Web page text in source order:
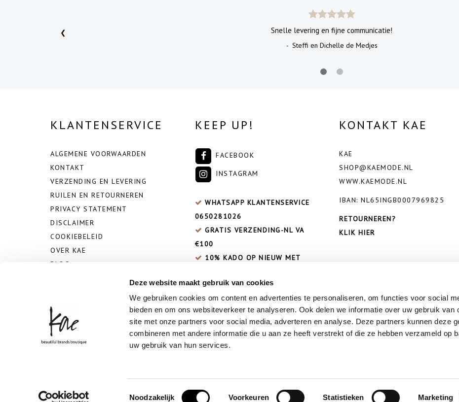
Deze website maakt gebruik van cookies
We gebruiken cookies om content en advertenties te personaliseren, om functies voor social
bieden en om ons websiteverkeer te analyseren. Ook delen we informatie over uw gebruik van
site met onze partners voor social media, adverteren en analyse. Deze partners kunnen deze
combineren met andere informatie die u aan ze heeft verstrekt of die ze hebben verzameld op
uw gebruik van hun services.
Toestemmingsselectie
Noodzakelijk Voorkeuren Statistieken Marketing
Snelle levering en fijne communicatie!
- Steffi en Dichelle de Medjes
❮
KLANTENSERVICE
ALGEMENE VOORWAARDEN
KONTAKT
VERZENDING EN LEVERING
RUILEN EN RETOURNEREN
PRIVACY STATEMENT
DISCLAIMER
COOKIEBELEID
OVER KAE
BLOG
KEEP UP!
FACEBOOK
INSTAGRAM
WHATSAPP KLANTENSERVICE
0650281026
GRATIS VERZENDING-NL VA
€100
10% KADO OP NIEUW MET
KONTAKT KAE
KAE
SHOP@KAEMODE.NL
WWW.KAEMODE.NL
IBAN: NL65INGB0007969825
RETOURNEREN?
KLIK HIER